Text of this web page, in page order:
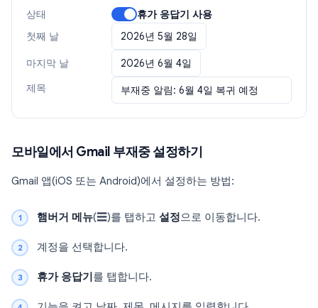
상태
휴가 응답기 사용
첫째 날
2026년 5월 28일
마지막 날
2026년 6월 4일
제목
부재중 알림: 6월 4일 복귀 예정
모바일에서 Gmail 부재중 설정하기
Gmail 앱(iOS 또는 Android)에서 설정하는 방법:
햄버거 메뉴(☰)를 탭하고 설정으로 이동합니다.
계정을 선택합니다.
휴가 응답기 를 탭합니다.